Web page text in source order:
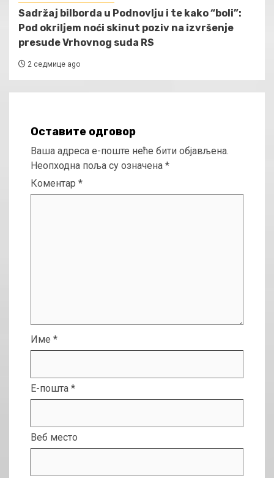
Sadržaj bilborda u Podnovlju i te kako “boli”:
Pod okriljem noći skinut poziv na izvršenje
presude Vrhovnog suda RS
2 седмице ago
Оставите одговор
Ваша адреса е-поште неће бити објављена.
Неопходна поља су означена *
Коментар *
Име *
Е-пошта *
Веб место